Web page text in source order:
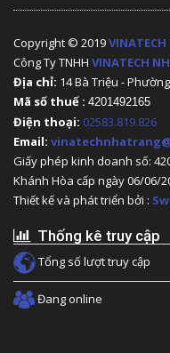
Copyright © 2019
Công Ty TNHH VINATECH
Địa chỉ: 14 Bà Triệu -
Mã số thuế : 4201492165
Điện thoại: 02583.819.826
Email:
Giấy phép kinh doanh số:
Khánh Hòa cấp ngày 06/06/
Thiết kế và phát triển bởi :
Thống kê truy cập
Tổng số lượt truy cập
Đang online